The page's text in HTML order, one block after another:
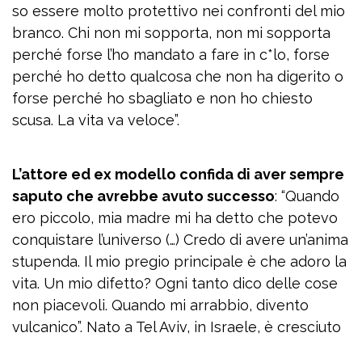
so essere molto protettivo nei confronti del mio
branco. Chi non mi sopporta, non mi sopporta
perché forse l’ho mandato a fare in c*lo, forse
perché ho detto qualcosa che non ha digerito o
forse perché ho sbagliato e non ho chiesto
scusa. La vita va veloce”.
L’attore ed ex modello confida di aver sempre
saputo che avrebbe avuto successo: “Quando
ero piccolo, mia madre mi ha detto che potevo
conquistare l’universo (…) Credo di avere un’anima
stupenda. Il mio pregio principale è che adoro la
vita. Un mio difetto? Ogni tanto dico delle cose
non piacevoli. Quando mi arrabbio, divento
vulcanico”. Nato a Tel Aviv, in Israele, è cresciuto